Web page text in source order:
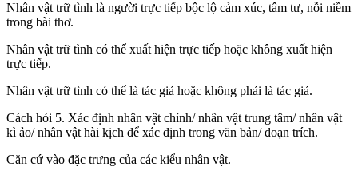
Nhân vật trữ tình là người trực tiếp bộc lộ cảm xúc, tâm tư, nỗi niềm
trong bài thơ.
Nhân vật trữ tình có thể xuất hiện trực tiếp hoặc không xuất hiện
trực tiếp.
Nhân vật trữ tình có thể là tác giả hoặc không phải là tác giả.
Cách hỏi 5. Xác định nhân vật chính/ nhân vật trung tâm/ nhân vật
kì ảo/ nhân vật hài kịch để xác định trong văn bản/ đoạn trích.
Căn cứ vào đặc trưng của các kiểu nhân vật.